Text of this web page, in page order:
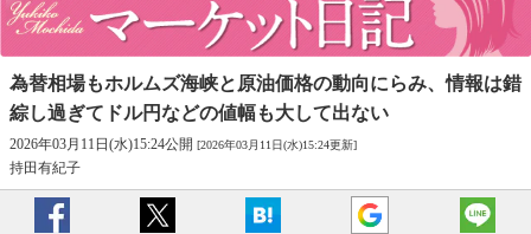
為替相場もホルムズ海峡と原油価格の動向にらみ、情報は錯
綜し過ぎてドル円などの値幅も大して出ない
2026年03月11日(水)15:24公開 [2026年03月11日(水)15:24更新]
持田有紀子